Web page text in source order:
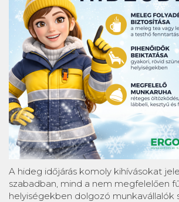
A hideg időjárás komoly kihívásokat
szabadban, mind a nem megfelelően
helyiségekben dolgozó munkavállalók